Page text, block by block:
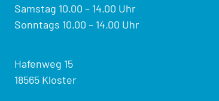
Samstag 10.00 – 14.00 Uhr
Sonntags 10.00 – 14.00 Uhr
Hafenweg 15
18565 Kloster